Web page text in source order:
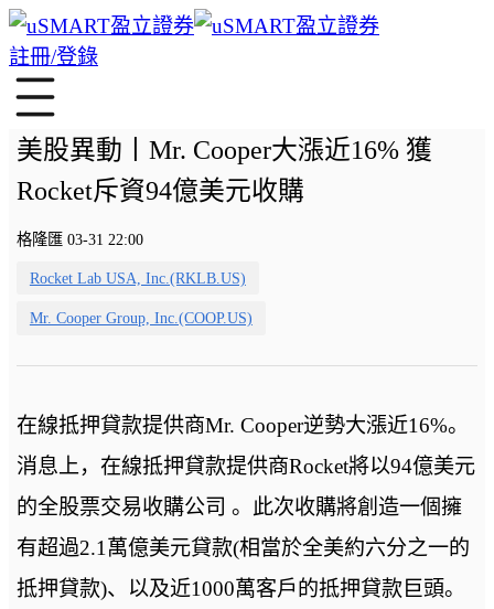
註冊/登錄
美股異動丨Mr. Cooper大漲近16% 獲
Rocket斥資94億美元收購
格隆匯 03-31 22:00
Rocket Lab USA, Inc.(RKLB.US)
Mr. Cooper Group, Inc.(COOP.US)
在線抵押貸款提供商Mr. Cooper逆勢大漲近16%。
消息上，在線抵押貸款提供商Rocket將以94億美元
的全股票交易收購公司 。此次收購將創造一個擁
有超過2.1萬億美元貸款(相當於全美約六分之一的
抵押貸款)、以及近1000萬客戶的抵押貸款巨頭。